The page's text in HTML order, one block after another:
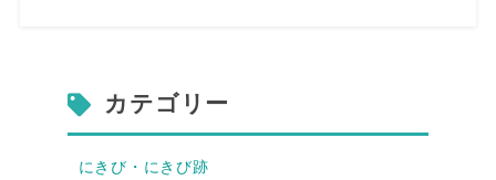
カテゴリー
にきび・にきび跡